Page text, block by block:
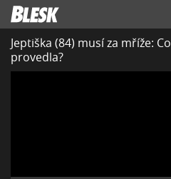
Jeptiška (84) musí za mříže:
provedla?